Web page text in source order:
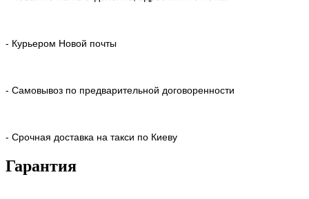
- Курьером Новой почты
- Самовывоз по предварительной договоренности
- Срочная доставка на такси по Киеву
Гарантия